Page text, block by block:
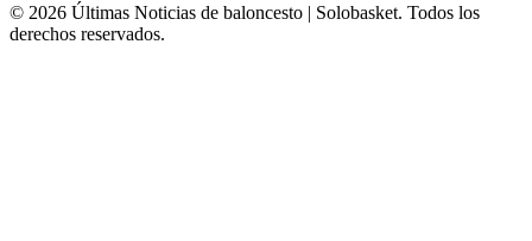
© 2026 Últimas Noticias de baloncesto | Solobasket. Todos los
derechos reservados.